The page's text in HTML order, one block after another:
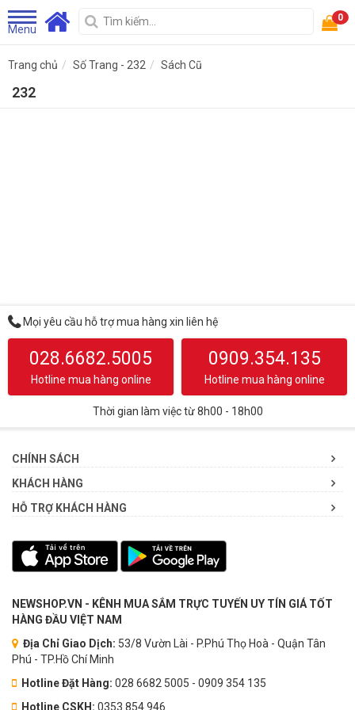
Menu
0
Trang chủ Số Trang - 232 Sách Cũ
232
Mọi yêu cầu hỗ trợ mua hàng xin liên hệ
028.6682.5005
Hotline mua hàng online
0909.354.135
Hotline mua hàng online
Thời gian làm việc từ 8h00 - 18h00
CHÍNH SÁCH
KHÁCH HÀNG
HỖ TRỢ KHÁCH HÀNG
NEWSHOP.VN - KÊNH MUA SẮM TRỰC TUYẾN UY TÍN GIÁ TỐT
HÀNG ĐẦU VIỆT NAM
Địa Chỉ Giao Dịch: 53/8 Vườn Lài - P.Phú Thọ Hoà - Quận Tân
Phú - TP.Hồ Chí Minh
Hotline Đặt Hàng: 028 6682 5005 - 0909 354 135
Hotline CSKH: 0353.854.946